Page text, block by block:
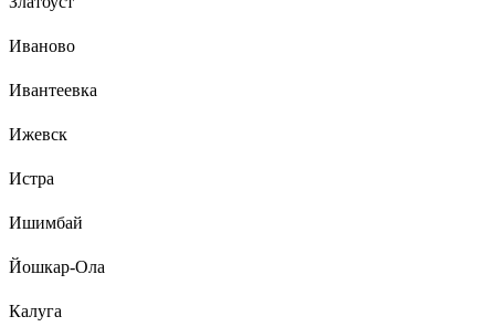
Иваново
Ивантеевка
Ижевск
Истра
Ишимбай
Йошкар-Ола
Калуга